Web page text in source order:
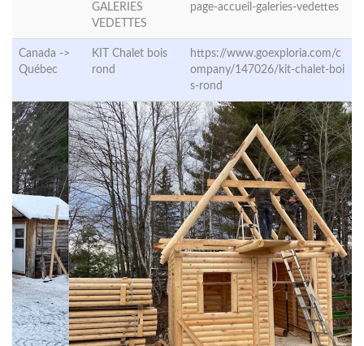
GALERIES
VEDETTES
page-accueil-galeries-vedettes
Canada ->
Québec
KIT Chalet bois
rond
https://www.goexploria.com/c
ompany/147026/kit-chalet-boi
s-rond